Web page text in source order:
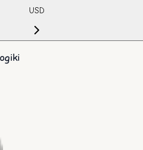
USD